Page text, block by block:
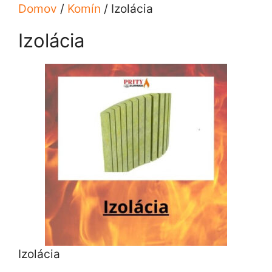
Domov / Komín / Izolácia
Izolácia
Izolácia